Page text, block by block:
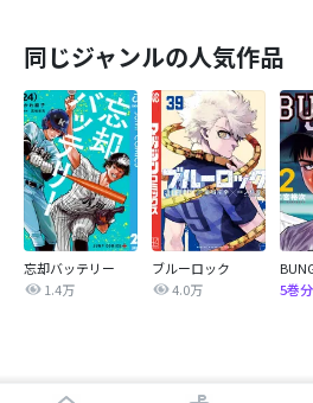
同じジャンルの人気作品
忘却バッテリー
1.4万
ブルーロック
4.0万
5巻